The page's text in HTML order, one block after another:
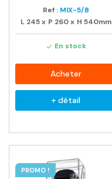
Ref : MIX-5/B
L 245 x P 260 x H 540mm
 En stock
Acheter
+ détail
PROMO !